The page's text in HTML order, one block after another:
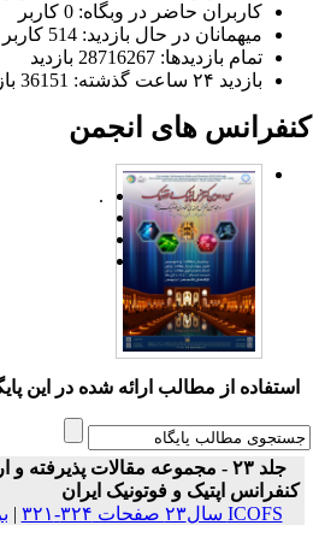
کاربران حاضر در وبگاه: 0 کاربر
میهمانان در حال بازدید: 514 کاربر
تمام بازدید‌ها: 28716267 بازدید
بازدید ۲۴ ساعت گذشته: 36151 بازدید
های انجمن
.
استفاده از مطالب ارائه شده در این
جلد ۲۳ - مجموعه مقالات پذیرفته
کنفرانس اپتیک و فوتونیک ایران
ICOFS سال۲۳ صفحات ۳۲۴-۳۲۱
|